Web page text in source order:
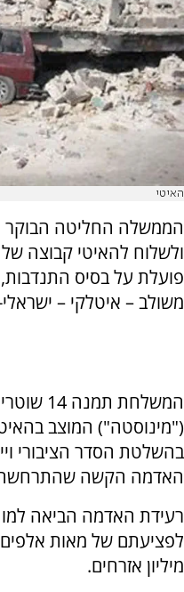
האיטי
הממשלה החליטה הבוקר
ולשלוח להאיטי קבוצה
פועלת על בסיס
משולב – איטלקי –
המשלחת
("מינוסטה") המוצב
בהשלטת הסדר הציבורי
האדמה הקשה שהתרחשה
מיליון אזרחים.